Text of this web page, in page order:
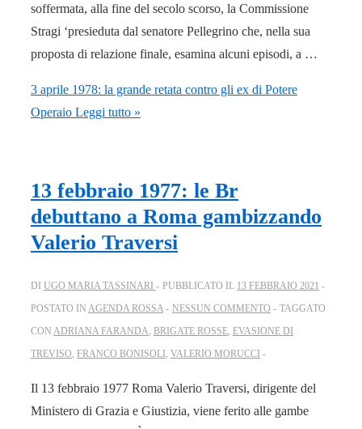
soffermata, alla fine del secolo scorso, la Commissione
Stragi ‘presieduta dal senatore Pellegrino che, nella sua
proposta di relazione finale, esamina alcuni episodi, a …
3 aprile 1978: la grande retata contro gli ex di Potere
Operaio Leggi tutto »
13 febbraio 1977: le Br
debuttano a Roma gambizzando
Valerio Traversi
DI UGO MARIA TASSINARI PUBBLICATO IL 13 FEBBRAIO 2021
POSTATO IN AGENDA ROSSA NESSUN COMMENTO
TAGGATO
CON ADRIANA FARANDA, BRIGATE ROSSE, EVASIONE DI
TREVISO, FRANCO BONISOLI, VALERIO MORUCCI
Il 13 febbraio 1977 Roma Valerio Traversi, dirigente del
Ministero di Grazia e Giustizia, viene ferito alle gambe